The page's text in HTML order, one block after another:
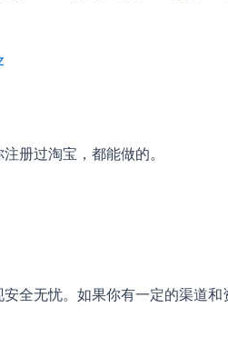
册过淘宝，都能做的。
全无忧。如果你有一定的渠道和